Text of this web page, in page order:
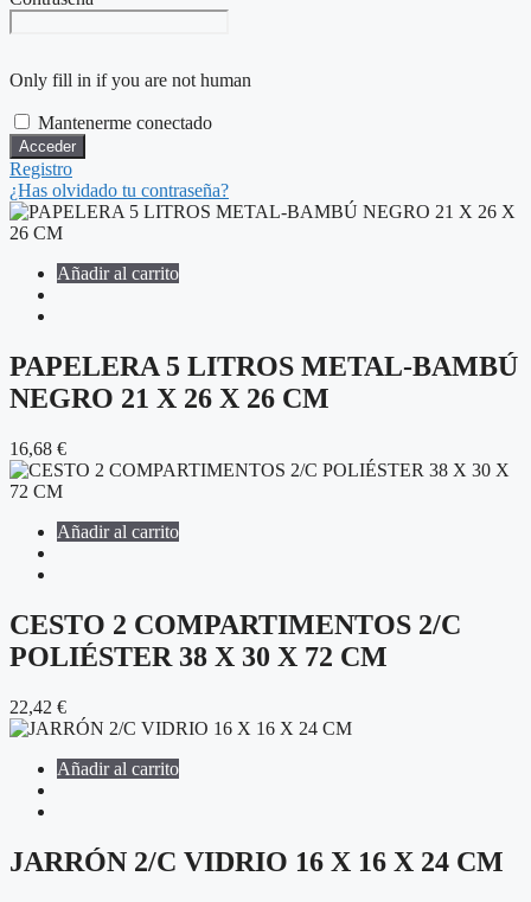
Only fill in if you are not human
Mantenerme conectado
Registro
¿Has olvidado tu contraseña?
Añadir al carrito
PAPELERA 5 LITROS METAL-BAMBÚ
NEGRO 21 X 26 X 26 CM
16,68 €
Añadir al carrito
CESTO 2 COMPARTIMENTOS 2/C
POLIÉSTER 38 X 30 X 72 CM
22,42 €
Añadir al carrito
JARRÓN 2/C VIDRIO 16 X 16 X 24 CM